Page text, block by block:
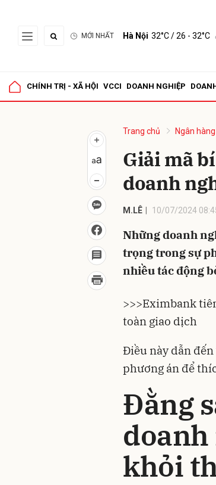
MỚI NHẤT Hà Nội 32°C/ 26 - 32°C
CHÍNH TRỊ - XÃ HỘI VCCI DOANH NGHIỆP
Trang chủ Ngân
Giải mã
doanh
M.LÊ 10/07/2024
Những doanh
trọng trong sự
nhiều tác động
>>>Eximbank
toàn giao dịch
Điều này dẫn
phương án để
Đằng
khỏi